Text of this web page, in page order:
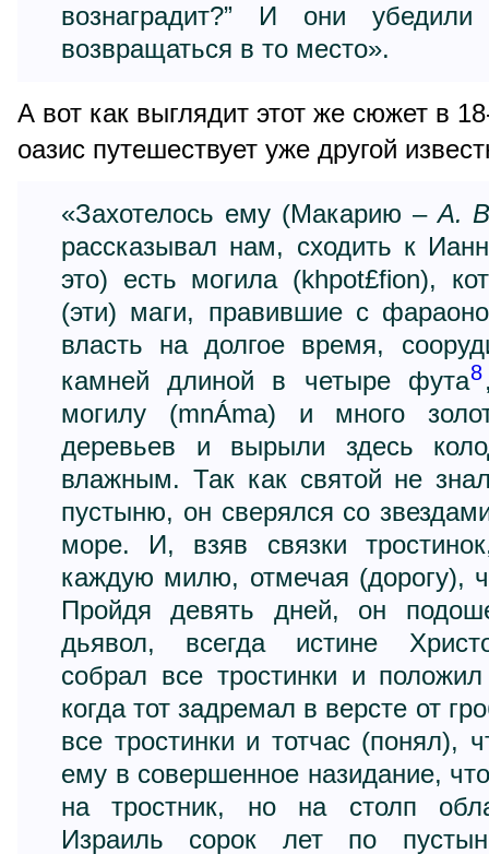
вознаградит?” И они
возвращаться в то место».
А вот как выглядит этот же сюжет в
оазис путешествует уже другой
«Захотелось ему (Макарию –А.
рассказывал нам, сходить к
это) есть могила (khpot£fion),
(эти) маги, правившие с
власть на долгое время,
камней длиной в четыре фута8
могилу (mnÁma) и много
деревьев и вырыли здесь
влажным. Так как святой не
пустыню, он сверялся со
море. И, взяв связки
каждую милю, отмечая (дорогу),
Пройдя девять дней, он
дьявол, всегда истине
собрал все тростинки и
когда тот задремал в версте от
все тростинки и тотчас (понял),
ему в совершенное назидание,
на тростник, но на столп
Израиль сорок лет по